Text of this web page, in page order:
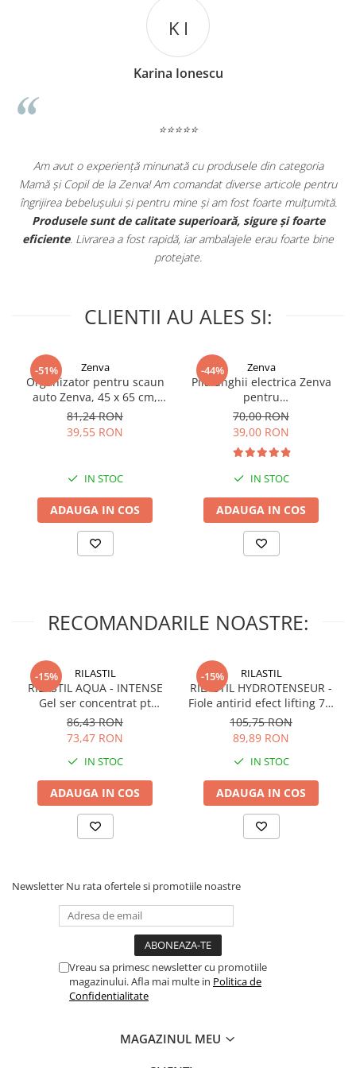
Dimensiune articol ambalat: 19.00 x 4.50 x 11.50
K I
Karina Ionescu
⭐⭐⭐⭐⭐
Am avut o experiență minunată cu produsele din categoria
Mamă și Copil de la Zenva! Am comandat diverse articole pentru
îngrijirea bebelușului și pentru mine și am fost foarte mulțumită.
Produsele sunt de calitate superioară, sigure și foarte
eficiente. Livrarea a fost rapidă, iar ambalajele erau foarte bine
protejate.
CLIENTII AU ALES SI:
-51% Zenva
Organizator pentru scaun
auto Zenva, 45 x 65 cm,
Suport Tableta,
Impermeabil, Negru,
Protectie Scaun Auto,
81,24 RON
39,55 RON
IN STOC
ADAUGA IN COS
-44% Zenva
Pila unghii electrica Zenva
pentru
bebelusi/copii/adulti, 6
capete de schimb, verde
70,00 RON
39,00 RON
IN STOC
ADAUGA IN COS
RECOMANDARILE NOASTRE:
-15% RILASTIL
RILASTIL AQUA - INTENSE
Gel ser concentrat pt
hidratare si anti-poluare x
30ml
86,43 RON
73,47 RON
IN STOC
ADAUGA IN COS
-15% RILASTIL
RILASTIL HYDROTENSEUR -
Fiole antirid efect lifting 7 X
1ml
105,75 RON
89,89 RON
IN STOC
ADAUGA IN COS
Newsletter Nu rata ofertele si promotiile noastre
Vreau sa primesc newsletter cu promotiile
magazinului. Afla mai multe in Politica de
Confidentialitate
MAGAZINUL MEU